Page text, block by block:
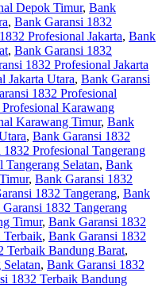
Depok Timur, Bank
, Bank Garansi 1832
Profesional Jakarta, Bank
, Bank Garansi 1832
1832 Profesional Jakarta
Jakarta Utara, Bank Garansi
1832 Profesional
Karawang
Karawang Timur, Bank
, Bank Garansi 1832
Profesional Tangerang
Selatan, Bank
, Bank Garansi 1832
1832 Tangerang, Bank
1832 Tangerang
Timur, Bank Garansi 1832
Terbaik, Bank Garansi 1832
Terbaik Bandung Barat,
, Bank Garansi 1832
1832 Terbaik Bandung